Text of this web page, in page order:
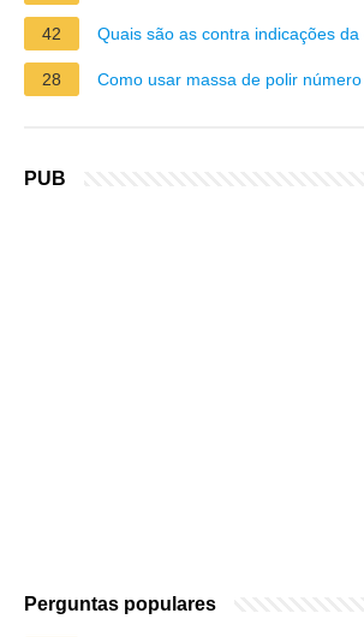
42 Quais são as contra indicações
28 Como usar massa de polir
PUB
Perguntas populares